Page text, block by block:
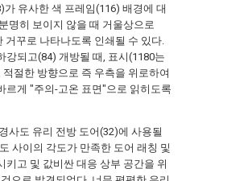
유사한 색 프레임(116) 배경에 대
명히 보이지 않을 때 거울상으로
거꾸로 나타나도록 인쇄될 수 있다.
강되고(84) 개방될 때, 표시(1180는
절한 방향으로 즉 우측을 위로하여
르게 "주의-고온 표면"으로 읽히도록
사도 유리 전방 도어(32)에 사용될
사이의 각도가 만족한 도어 래칭 및
키고 및 값비싼 대응 상부 공간을 위